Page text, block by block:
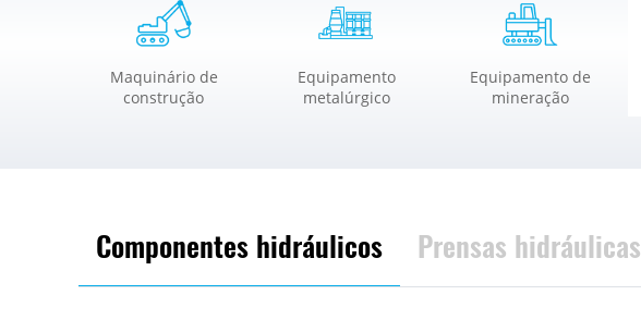
Maquinário de
construção
Equipamento
metalúrgico
Equipamento de
mineração
Componentes hidráulicos Prensas hidráulicas